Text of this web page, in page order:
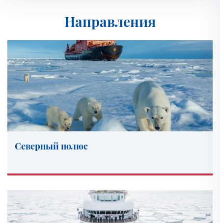
2026
Август 2026
Сентябрь 2026
Октябрь 2026
Ноябрь 2026
Декабрь 2026
2027
Январь 2027
Февраль 2027
Май 2027
Июль 2027
Направления
Северный полюс